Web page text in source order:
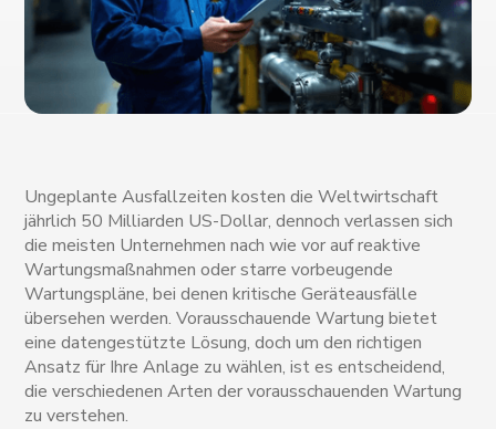
Ungeplante Ausfallzeiten kosten die Weltwirtschaft
jährlich 50 Milliarden US-Dollar, dennoch verlassen sich
die meisten Unternehmen nach wie vor auf reaktive
Wartungsmaßnahmen oder starre vorbeugende
Wartungspläne, bei denen kritische Geräteausfälle
übersehen werden. Vorausschauende Wartung bietet
eine datengestützte Lösung, doch um den richtigen
Ansatz für Ihre Anlage zu wählen, ist es entscheidend,
die verschiedenen Arten der vorausschauenden Wartung
zu verstehen.